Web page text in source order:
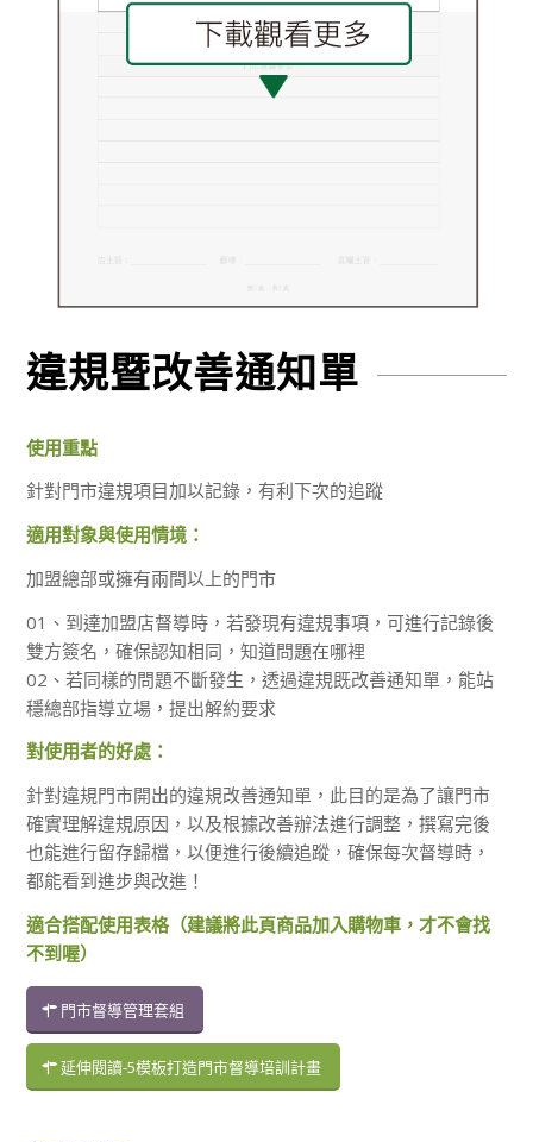
違規暨改善通知單
使用重點
針對門市違規項目加以記錄，有利下次的追蹤
適用對象與使用情境：
加盟總部或擁有兩間以上的門市
01、到達加盟店督導時，若發現有違規事項，可進行記錄後
雙方簽名，確保認知相同，知道問題在哪裡
02、若同樣的問題不斷發生，透過違規既改善通知單，能站
穩總部指導立場，提出解約要求
對使用者的好處：
針對違規門市開出的違規改善通知單，此目的是為了讓門市
確實理解違規原因，以及根據改善辦法進行調整，撰寫完後
也能進行留存歸檔，以便進行後續追蹤，確保每次督導時，
都能看到進步與改進！
適合搭配使用表格（建議將此頁商品加入購物車，才不會找
不到喔）
門市督導管理套組
延伸閱讀-5模板打造門市督導培訓計畫